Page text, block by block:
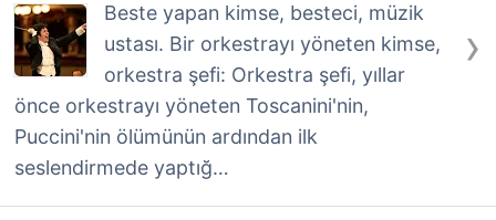
›
Beste yapan kimse, besteci, müzik
ustası. Bir orkestrayı yöneten kimse,
orkestra şefi: Orkestra şefi, yıllar
önce orkestrayı yöneten Toscanini'nin,
Puccini'nin ölümünün ardından ilk
seslendirmede yaptığ…